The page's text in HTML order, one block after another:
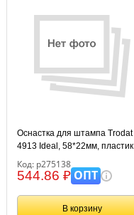
Оснастка для штампа Trodat
4913 Ideal, 58*22мм, пластик
Код: р275138
544.86 ₽ОПТ
В корзину